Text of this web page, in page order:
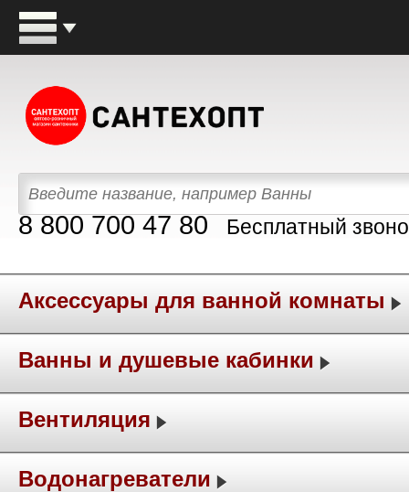
8 800 700 47 80 Бесплатный
Аксессуары для ванной комнаты
Ванны и душевые кабинки
Вентиляция
Водонагреватели